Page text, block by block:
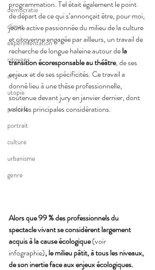
démocratie
climat
expérimentation
citoyens
art
utopie
podcast
portrait
culture
urbanisme
genre
programmation. Tel était également le point
de départ de ce qui s’annonçait être, pour moi,
jeune active passionnée du milieu de la culture
et citoyenne engagée par ailleurs, un travail de
recherche de longue haleine autour de la
transition écoresponsable au théâtre, de ses
enjeux et de ses spécificités. Ce travail a
donné lieu à une thèse professionnelle,
soutenue devant jury en janvier dernier, dont
voici les principales considérations.
Alors que 99 % des professionnels du
spectacle vivant se considèrent largement
acquis à la cause écologique (voir
infographie), le milieu pâtit, à tous les niveaux,
de son inertie face aux enjeux écologiques.